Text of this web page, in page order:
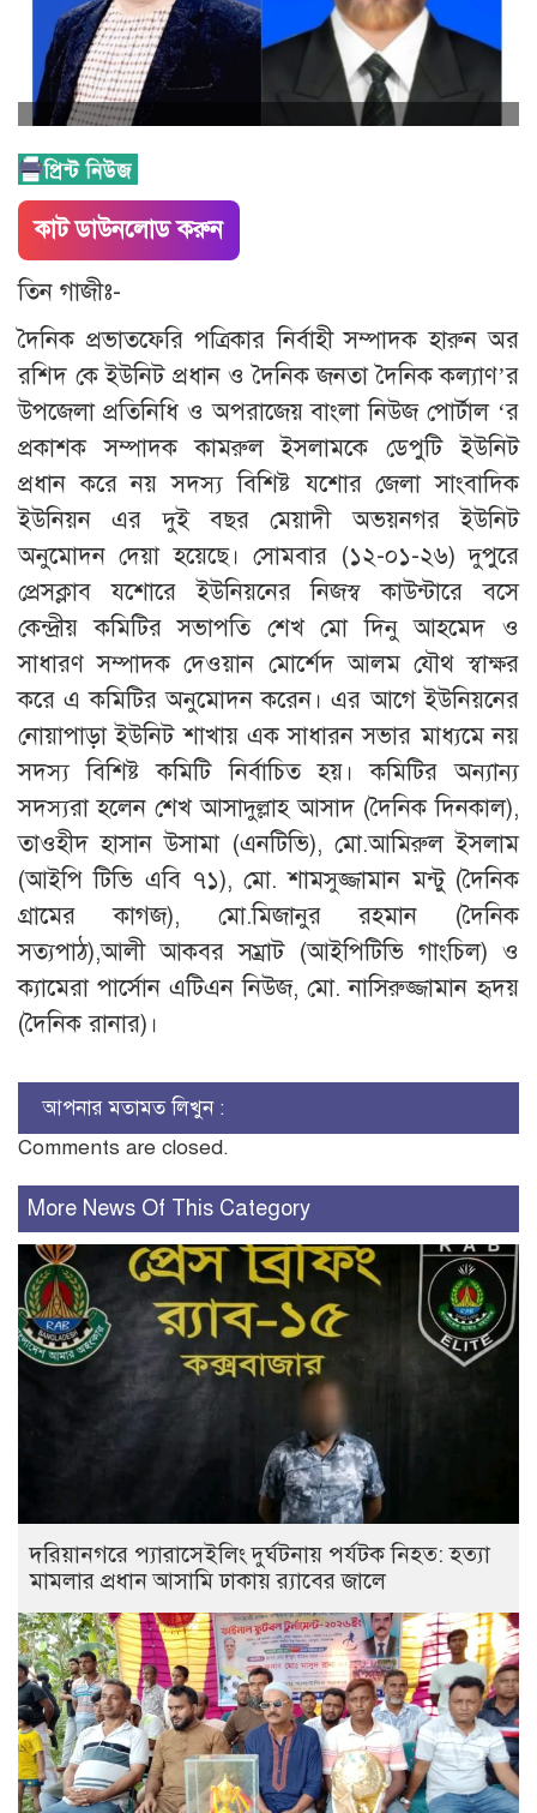
কাট ডাউনলোড করুন
তিন গাজীঃ-
দৈনিক প্রভাতফেরি পত্রিকার নির্বাহী সম্পাদক হারুন অর
রশিদ কে ইউনিট প্রধান ও দৈনিক জনতা দৈনিক কল্যাণ’র
উপজেলা প্রতিনিধি ও অপরাজেয় বাংলা নিউজ পোর্টাল ‘র
প্রকাশক সম্পাদক কামরুল ইসলামকে ডেপুটি ইউনিট
প্রধান করে নয় সদস্য বিশিষ্ট যশোর জেলা সাংবাদিক
ইউনিয়ন এর দুই বছর মেয়াদী অভয়নগর ইউনিট
অনুমোদন দেয়া হয়েছে। সোমবার (১২-০১-২৬) দুপুরে
প্রেসক্লাব যশোরে ইউনিয়নের নিজস্ব কাউন্টারে বসে
কেন্দ্রীয় কমিটির সভাপতি শেখ মো দিনু আহমেদ ও
সাধারণ সম্পাদক দেওয়ান মোর্শেদ আলম যৌথ স্বাক্ষর
করে এ কমিটির অনুমোদন করেন। এর আগে ইউনিয়নের
নোয়াপাড়া ইউনিট শাখায় এক সাধারন সভার মাধ্যমে নয়
সদস্য বিশিষ্ট কমিটি নির্বাচিত হয়। কমিটির অন্যান্য
সদস্যরা হলেন শেখ আসাদুল্লাহ আসাদ (দৈনিক দিনকাল),
তাওহীদ হাসান উসামা (এনটিভি), মো.আমিরুল ইসলাম
(আইপি টিভি এবি ৭১), মো. শামসুজ্জামান মন্টু (দৈনিক
গ্রামের কাগজ), মো.মিজানুর রহমান (দৈনিক
সত্যপাঠ),আলী আকবর সম্রাট (আইপিটিভি গাংচিল) ও
ক্যামেরা পার্সোন এটিএন নিউজ, মো. নাসিরুজ্জামান হৃদয়
(দৈনিক রানার)।
আপনার মতামত লিখুন :
Comments are closed.
More News Of This Category
দরিয়ানগরে প্যারাসেইলিং দুর্ঘটনায় পর্যটক নিহত: হত্যা
মামলার প্রধান আসামি ঢাকায় র‌্যাবের জালে